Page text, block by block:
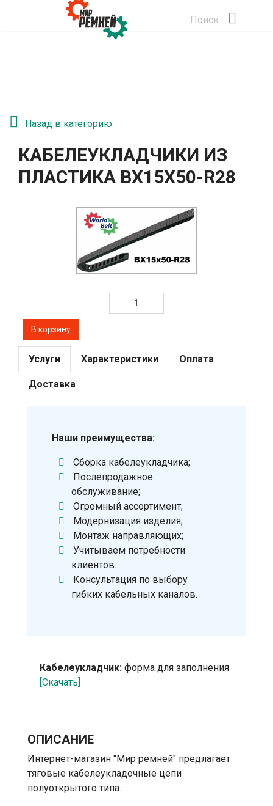
Поиск
Назад в категорию
КАБЕЛЕУКЛАДЧИКИ ИЗ
ПЛАСТИКА BX15X50-R28
Услуги Характеристики Оплата
Доставка
Наши преимущества:
Сборка кабелеукладчика;
Послепродажное
обслуживание;
Огромный ассортимент;
Модернизация изделия;
Монтаж направляющих;
Учитываем потребности
клиентов.
Консультация по выбору
гибких кабельных каналов.
Кабелеукладчик: форма для заполнения
[Скачать]
ОПИСАНИЕ
Интернет-магазин "Мир ремней" предлагает
тяговые кабелеукладочные цепи
полуоткрытого типа.